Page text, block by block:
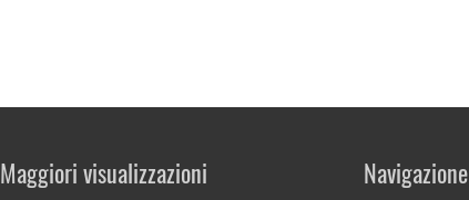
Maggiori visualizzazioni Navigazione